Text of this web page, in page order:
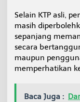
Selain KTP asli,
masih
sepanjang
secara
maupun
memperhatikan
Baca Juga :